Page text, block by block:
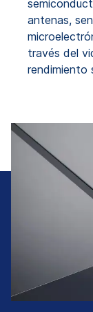
antenas,
través del
rendimiento